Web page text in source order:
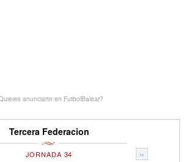
anunciarte en FutbolBalear?
Tercera Federacion
»
JORNADA 34